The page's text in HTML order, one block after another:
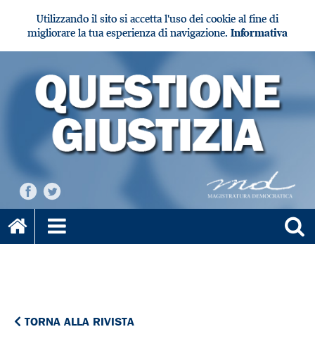
Utilizzando il sito si accetta l'uso dei cookie al fine di
migliorare la tua esperienza di navigazione. Informativa
TORNA ALLA RIVISTA